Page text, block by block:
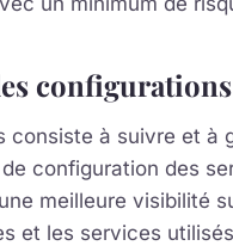
configurations
consiste à suivre et à
configuration des
meilleure visibilité
et les services